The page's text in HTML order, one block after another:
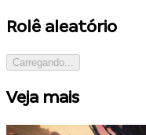
Rolê aleatório
Carregando...
Veja mais